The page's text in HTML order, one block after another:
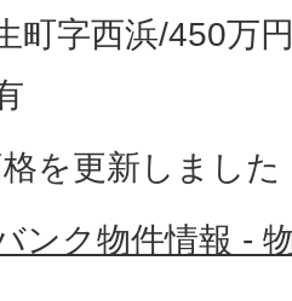
町字西浜/450万
を更新しました
ンク物件情報 -